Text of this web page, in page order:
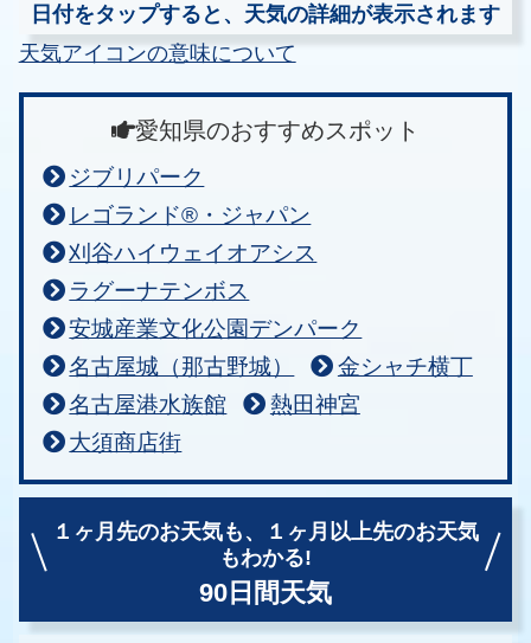
日付をタップすると、天気の詳細が表示されます
天気アイコンの意味について
愛知県のおすすめスポット
ジブリパーク
レゴランド®・ジャパン
刈谷ハイウェイオアシス
ラグーナテンボス
安城産業文化公園デンパーク
名古屋城（那古野城）
金シャチ横丁
名古屋港水族館
熱田神宮
大須商店街
１ヶ月先のお天気も、
１ヶ月以上先のお天気
もわかる!
90日間天気